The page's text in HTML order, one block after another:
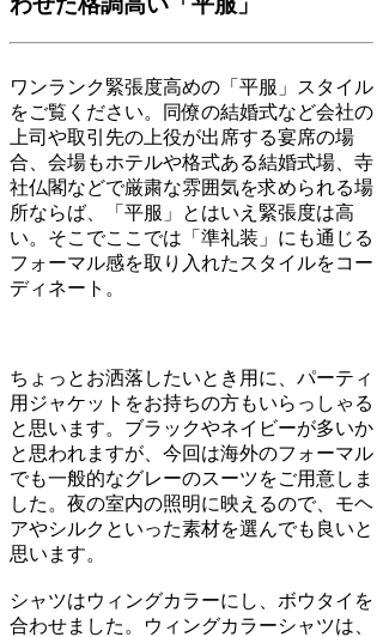
ワンランク緊張度高めの「平服」スタイル
をご覧ください。同僚の結婚式など会社の
上司や取引先の上役が出席する宴席の場
合、会場もホテルや格式ある結婚式場、寺
社仏閣などで厳粛な雰囲気を求められる場
所ならば、「平服」とはいえ緊張度は高
い。そこでここでは「準礼装」にも通じる
フォーマル感を取り入れたスタイルをコー
ディネート。
ちょっとお洒落したいとき用に、パーティ
用ジャケットをお持ちの方もいらっしゃる
と思います。ブラックやネイビーが多いか
と思われますが、今回は海外のフォーマル
でも一般的なグレーのスーツをご用意しま
した。夜の室内の照明に映えるので、モヘ
アやシルクといった素材を選んでも良いと
思います。
シャツはウィングカラーにし、ボウタイを
合わせました。ウィングカラーシャツは、